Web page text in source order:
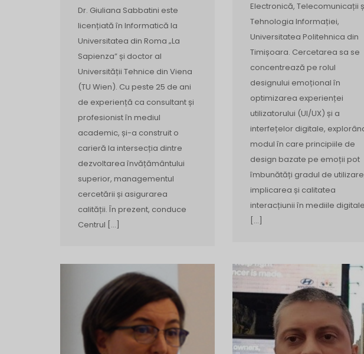
Dr. Giuliana Sabbatini este
licențiată în Informatică la
Universitatea din Roma „La
Sapienza” și doctor al
Universității Tehnice din Viena
(TU Wien). Cu peste 25 de ani
de experiență ca consultant și
profesionist în mediul
academic, și-a construit o
carieră la intersecția dintre
dezvoltarea învățământului
superior, managementul
cercetării și asigurarea
calității. În prezent, conduce
Centrul […]
Electronică, Telecomunicații
Tehnologia Informației,
Universitatea Politehnica din
Timișoara. Cercetarea sa se
concentrează pe rolul
designului emoțional în
optimizarea experienței
utilizatorului (UI/UX) și a
interfețelor digitale,
modul în care principiile de
design bazate pe emoții pot
îmbunătăți gradul de
implicarea și calitatea
interacțiunii în mediile
[…]